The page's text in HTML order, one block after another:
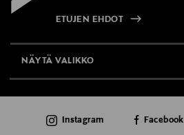
ETUJEN EHDOT
NÄYTÄ VALIKKO
AJANKOHTAISTA
Instagram Facebook